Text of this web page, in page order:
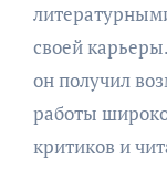
своей
он получил
работы
критиков и